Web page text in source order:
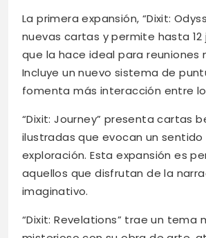
La primera expansión, “Dixit:
nuevas cartas y permite hasta 12
que la hace ideal para reuniones
Incluye un nuevo sistema de
fomenta más interacción entre
“Dixit: Journey” presenta cartas
ilustradas que evocan un
exploración. Esta expansión es
aquellos que disfrutan de la
imaginativo.
“Dixit: Revelations” trae un tema